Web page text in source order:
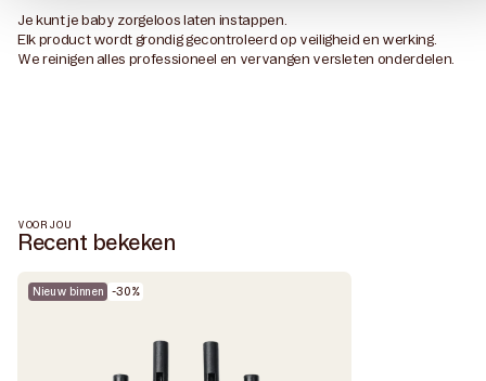
Je kunt je baby zorgeloos laten instappen.
Elk product wordt grondig gecontroleerd op veiligheid en werking.
We reinigen alles professioneel en vervangen versleten onderdelen.
VOOR JOU
Recent bekeken
Nieuw binnen -30%